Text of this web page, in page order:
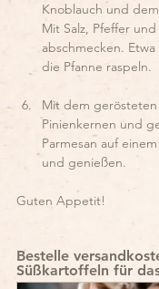
Knoblauch und
Mit Salz, Pfeffer
abschmecken. Etwa
die Pfanne raspeln.
Mit dem
Pinienkernen und
Parmesan auf
und genießen.
Guten Appetit!
Bestelle
Süßkartoffeln für